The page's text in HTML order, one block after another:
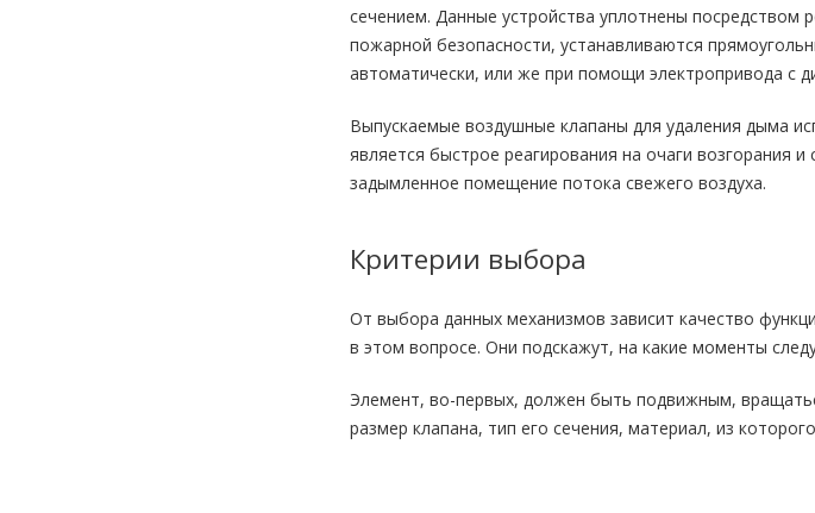
сечением. Данные устройства уплотнены
пожарной безопасности, устанавливаются
автоматически, или же при помощи электропривода с
Выпускаемые воздушные клапаны для удаления дыма
является быстрое реагирования на очаги возгорания
задымленное помещение потока свежего воздуха.
Критерии выбора
От выбора данных механизмов зависит качество
в этом вопросе. Они подскажут, на какие моменты
Элемент, во-первых, должен быть подвижным,
размер клапана, тип его сечения, материал, из